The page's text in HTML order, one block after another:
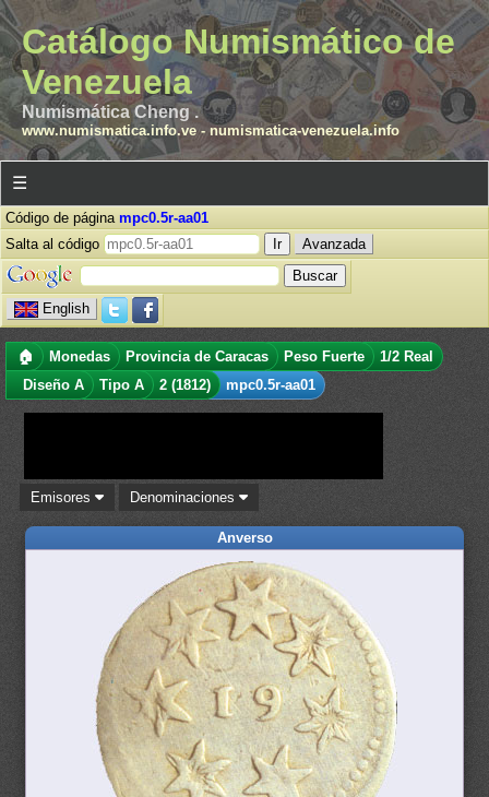
Catálogo Numismático de
Venezuela
Numismática Cheng .
www.numismatica.info.ve- numismatica-venezuela.info
☰
Código de página mpc0.5r-aa01
Salta al código
Avanzada
English
🏠 Monedas Provincia de Caracas Peso Fuerte
1/2 Real
Diseño A
Tipo A 2 (1812) mpc0.5r-aa01
Emisores Denominaciones
Anverso